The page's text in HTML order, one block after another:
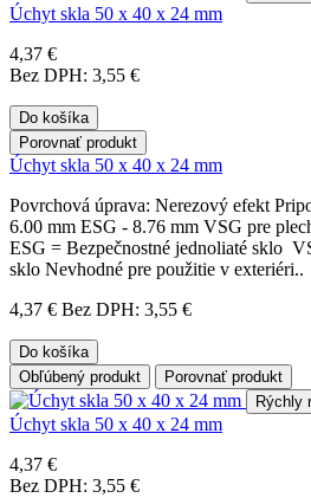
Úchyt skla 50 x 40 x 24 mm
4,37 €
Bez DPH: 3,55 €
Do košíka
Porovnať produkt
Úchyt skla 50 x 40 x 24 mm
Povrchová úprava: Nerezový efekt
6.00 mm ESG - 8.76 mm VSG pre
ESG = Bezpečnostné jednoliaté sklo
sklo Nevhodné pre použitie v exteriéri..
4,37 € Bez DPH: 3,55 €
Do košíka
Obľúbený produkt
Porovnať produkt
Rýchly
Úchyt skla 50 x 40 x 24 mm
4,37 €
Bez DPH: 3,55 €